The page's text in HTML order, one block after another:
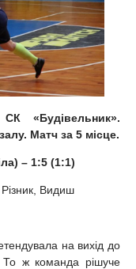
«Будівельник».
Матч за 5 місце.
– 1:5 (1:1)
Видиш
на вихід до
То ж команда рішуче